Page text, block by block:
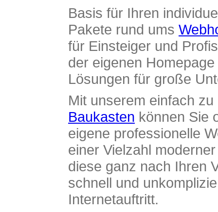
Basis für Ihren
Pakete rund ums
für Einsteiger und
der eigenen
Lösungen für große
Mit unserem einfach
Baukasten können Sie
eigene professionelle
einer Vielzahl
diese ganz nach Ihren
schnell und
Internetauftritt.